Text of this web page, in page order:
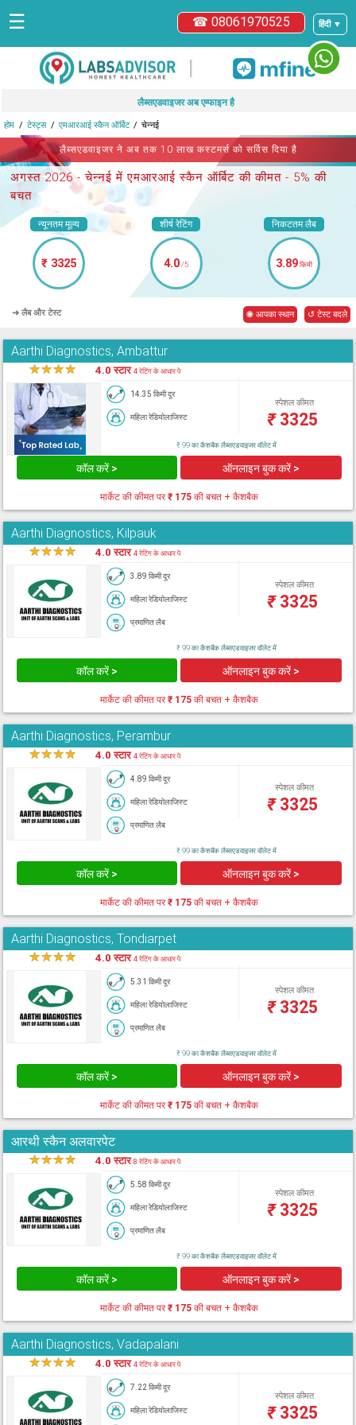
हिंदी ▼
☎ 08061970525
☰
|
लैब्सएडवाइजर अब एम्फाइन है
होम टेस्ट्स एमआरआई स्कैन ऑर्बिट चेन्नई
लैब्सएडवाइजर ने अब तक 10 लाख कस्टमर्स को सर्विस दिया है
अगस्त 2026 -चेन्नई में एमआरआई स्कैन ऑर्बिट की कीमत - 5% की
बचत
न्यूनतम मूल्य
₹ 3325
शीर्ष रेटिंग
4.0/5
निकटतम लैब
3.89किमी
➜ लैब और टेस्ट ◉ आपका स्थान ↺ टेस्ट बदले
Aarthi Diagnostics, Ambattur
★★★★ 4.0 स्टार4 रेटिंग के आधार पे
14.35 किमी दूर
महिला रेडियोलाजिस्ट
स्पेशल कीमत
₹3325
₹ 99 का कैशबैक लैब्सएडवाइजर वॉलेट में
कॉल करें > ऑनलाइन बुक करें >
मार्केट की कीमत पर₹ 175की बचत + कैशबैक
Aarthi Diagnostics, Kilpauk
★★★★ 4.0 स्टार4 रेटिंग के आधार पे
3.89 किमी दूर
महिला रेडियोलाजिस्ट
प्रमाणित लैब
स्पेशल कीमत
₹3325
₹ 99 का कैशबैक लैब्सएडवाइजर वॉलेट में
कॉल करें > ऑनलाइन बुक करें >
मार्केट की कीमत पर₹ 175की बचत + कैशबैक
Aarthi Diagnostics, Perambur
★★★★ 4.0 स्टार4 रेटिंग के आधार पे
4.89 किमी दूर
महिला रेडियोलाजिस्ट
प्रमाणित लैब
स्पेशल कीमत
₹3325
₹ 99 का कैशबैक लैब्सएडवाइजर वॉलेट में
कॉल करें > ऑनलाइन बुक करें >
मार्केट की कीमत पर₹ 175की बचत + कैशबैक
Aarthi Diagnostics, Tondiarpet
★★★★ 4.0 स्टार4 रेटिंग के आधार पे
5.31 किमी दूर
महिला रेडियोलाजिस्ट
प्रमाणित लैब
स्पेशल कीमत
₹3325
₹ 99 का कैशबैक लैब्सएडवाइजर वॉलेट में
कॉल करें > ऑनलाइन बुक करें >
मार्केट की कीमत पर₹ 175की बचत + कैशबैक
आरथी स्कैन अलवारपेट
★★★★ 4.0 स्टार8 रेटिंग के आधार पे
5.58 किमी दूर
महिला रेडियोलाजिस्ट
प्रमाणित लैब
स्पेशल कीमत
₹3325
₹ 99 का कैशबैक लैब्सएडवाइजर वॉलेट में
कॉल करें > ऑनलाइन बुक करें >
मार्केट की कीमत पर₹ 175की बचत + कैशबैक
Aarthi Diagnostics, Vadapalani
★★★★ 4.0 स्टार4 रेटिंग के आधार पे
7.22 किमी दूर
महिला रेडियोलाजिस्ट
स्पेशल कीमत
₹3325